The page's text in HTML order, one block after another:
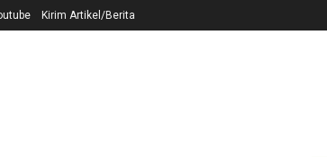
Kirim Artikel/Berita